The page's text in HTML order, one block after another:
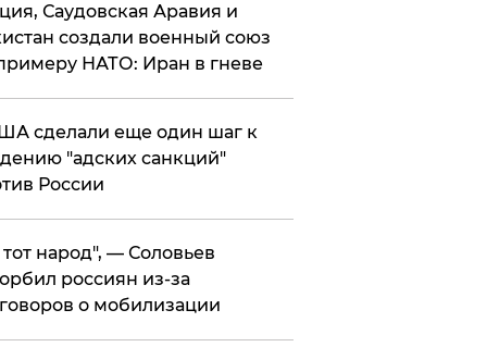
Саудовская Аравия и
создали военный союз
НАТО: Иран в гневе
сделали еще один шаг к
"адских санкций"
России
народ", — Соловьев
россиян из-за
о мобилизации